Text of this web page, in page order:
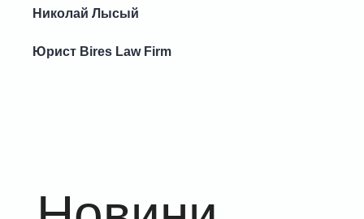
Николай Лысый
Юрист Bires Law Firm